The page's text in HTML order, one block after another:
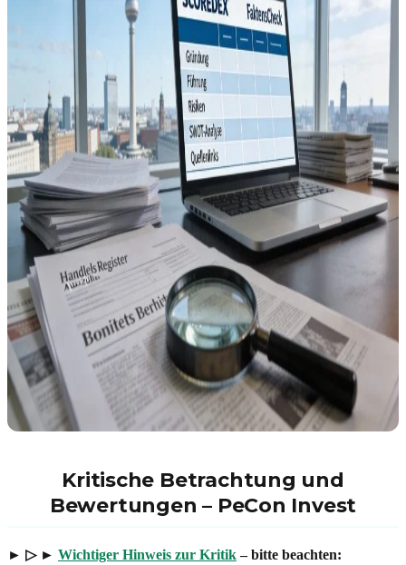
Kritische Betrachtung und
Bewertungen – PeCon Invest
► ▷ ► Wichtiger Hinweis zur Kritik– bitte beachten: